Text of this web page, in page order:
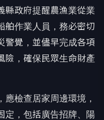
縣政府提醒農漁業從業
舶作業人員，務必密切
警覺，並儘早完成各項
險，確保民眾生命財產
檢查居家周邊環境，
定，包括廣告招牌、陽